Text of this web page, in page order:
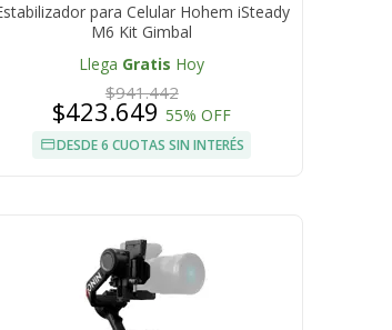
para Celular Hohem iSteady
M6 Kit Gimbal
Llega Gratis Hoy
$941.442
$423.64955% OFF
DESDE 6 CUOTAS SIN INTERÉS